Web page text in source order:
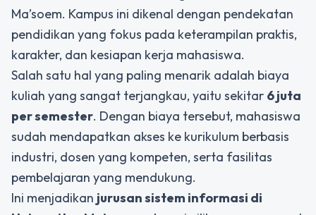
Ma’soem. Kampus ini dikenal dengan pendekatan
pendidikan yang fokus pada keterampilan praktis,
karakter, dan kesiapan kerja mahasiswa.
Salah satu hal yang paling menarik adalah biaya
kuliah yang sangat terjangkau, yaitu sekitar 6 juta
per semester. Dengan biaya tersebut, mahasiswa
sudah mendapatkan akses ke kurikulum berbasis
industri, dosen yang kompeten, serta fasilitas
pembelajaran yang mendukung.
Ini menjadikan jurusan sistem informasi di